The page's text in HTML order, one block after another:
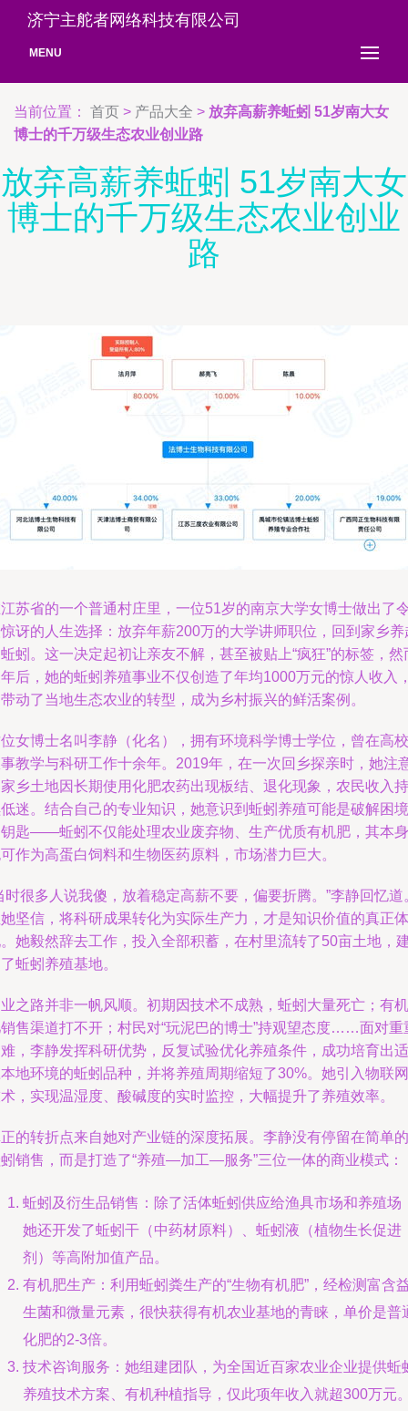
济宁主舵者网络科技有限公司
MENU
当前位置： 首页 > 产品大全 > 放弃高薪养蚯蚓 51岁南大女
博士的千万级生态农业创业路
放弃高薪养蚯蚓 51岁南大女
博士的千万级生态农业创业
路
苏省的一个普通村庄里，一位51岁的南京大学女博士做出了
讶的人生选择：放弃年薪200万的大学讲师职位，回到家乡养
蚓。这一决定起初让亲友不解，甚至被贴上“疯狂”的标签，然
后，她的蚯蚓养殖事业不仅创造了年均1000万元的惊人收入
动了当地生态农业的转型，成为乡村振兴的鲜活案例。
女博士名叫李静（化名），拥有环境科学博士学位，曾在高校
教学与科研工作十余年。2019年，在一次回乡探亲时，她注
乡土地因长期使用化肥农药出现板结、退化现象，农民收入持
迷。结合自己的专业知识，她意识到蚯蚓养殖可能是破解困境
匙——蚯蚓不仅能处理农业废弃物、生产优质有机肥，其本身
作为高蛋白饲料和生物医药原料，市场潜力巨大。
时很多人说我傻，放着稳定高薪不要，偏要折腾。”李静回忆道
坚信，将科研成果转化为实际生产力，才是知识价值的真正体
她毅然辞去工作，投入全部积蓄，在村里流转了50亩土地，
蚯蚓养殖基地。
之路并非一帆风顺。初期因技术不成熟，蚯蚓大量死亡；有机
售渠道打不开；村民对“玩泥巴的博士”持观望态度……面对重
，李静发挥科研优势，反复试验优化养殖条件，成功培育出适
地环境的蚯蚓品种，并将养殖周期缩短了30%。她引入物联网
，实现温湿度、酸碱度的实时监控，大幅提升了养殖效率。
的转折点来自她对产业链的深度拓展。李静没有停留在简单的
销售，而是打造了“养殖—加工—服务”三位一体的商业模式：
蚯蚓及衍生品销售：除了活体蚯蚓供应给渔具市场和养殖场
她还开发了蚯蚓干（中药材原料）、蚯蚓液（植物生长促进
剂）等高附加值产品。
有机肥生产：利用蚯蚓粪生产的“生物有机肥”，经检测富含
生菌和微量元素，很快获得有机农业基地的青睐，单价是普
化肥的2-3倍。
技术咨询服务：她组建团队，为全国近百家农业企业提供蚯
养殖技术方案、有机种植指导，仅此项年收入就超300万元